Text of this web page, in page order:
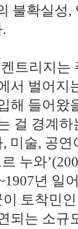
불확실성
트리지는
서 벌어지
해 들어왔
걸 경계
미술, 공
누와
년 일
토착민
되는 소규